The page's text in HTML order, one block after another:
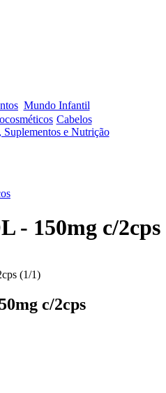
Mundo Infantil
Cabelos
Suplementos e Nutrição
- 150mg c/2cps
c/2cps